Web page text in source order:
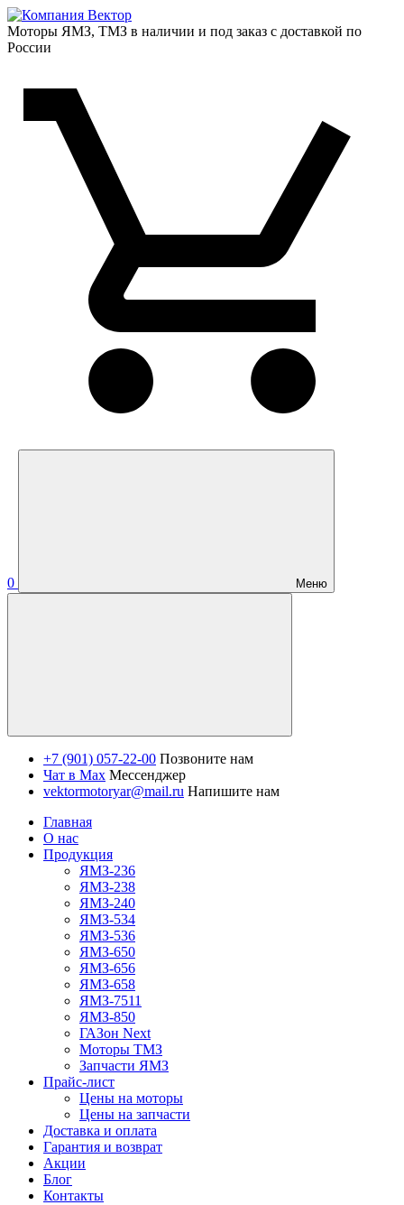
Моторы ЯМЗ, ТМЗ в наличии и под заказ с доставкой по
России
0 Меню
+7 (901) 057-22-00 Позвоните нам
Чат в Max Мессенджер
vektormotoryar@mail.ru Напишите нам
Главная
О нас
Продукция
ЯМЗ-236
ЯМЗ-238
ЯМЗ-240
ЯМЗ-534
ЯМЗ-536
ЯМЗ-650
ЯМЗ-656
ЯМЗ-658
ЯМЗ-7511
ЯМЗ-850
ГАЗон Next
Моторы ТМЗ
Запчасти ЯМЗ
Прайс-лист
Цены на моторы
Цены на запчасти
Доставка и оплата
Гарантия и возврат
Акции
Блог
Контакты